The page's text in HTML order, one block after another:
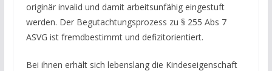
originär invalid und damit arbeitsunfähig eingestuft
werden. Der Begutachtungsprozess zu § 255 Abs 7
ASVG ist fremdbestimmt und defizitorientiert.
Bei ihnen erhält sich lebenslang die Kindeseigenschaft